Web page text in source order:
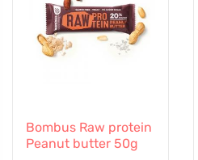
Bombus Raw protein
Peanut butter 50g